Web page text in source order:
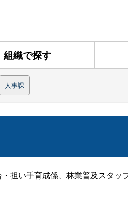
組織で探す
人事課
担い手育成係、林業普及スタッ